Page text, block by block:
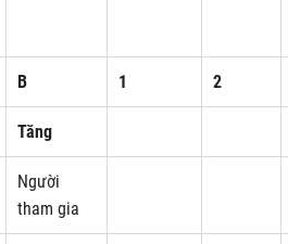
B 1 2
Tăng
Người
tham gia